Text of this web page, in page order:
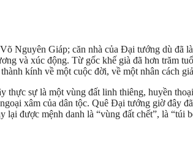
Nguyên Giáp; căn nhà của Đại tướng dù đã
và xúc động. Từ gốc khế già đã hơn trăm
kính về một cuộc đời, về một nhân cách
sự là một vùng đất linh thiêng, huyền
xâm của dân tộc. Quê Đại tướng giờ đây
được mệnh danh là “vùng đất chết”, là